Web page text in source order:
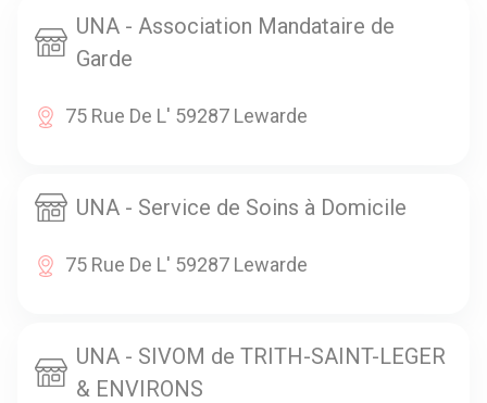
UNA - Association Mandataire de
Garde
75 Rue De L' 59287 Lewarde
UNA - Service de Soins à Domicile
75 Rue De L' 59287 Lewarde
UNA - SIVOM de TRITH-SAINT-LEGER
& ENVIRONS